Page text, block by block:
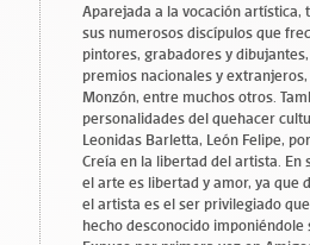
Aparejada a la vocación artística,
sus numerosos discípulos que
pintores, grabadores y
premios nacionales y
Monzón, entre muchos otros.
personalidades del quehacer
Leonidas Barletta, León Felipe,
Creía en la libertad del artista. En
el arte es libertad y amor, ya que
el artista es el ser privilegiado
hecho desconocido